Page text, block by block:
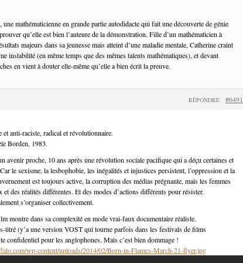
une mathématicienne en grande partie autodidacte qui fait une découverte de génie
qu’elle est bien l’auteure de la démonstration. Fille d’un mathématicien à
majeurs dans sa jeunesse mais atteint d’une maladie mentale, Catherine craint
instabilité (en même temps que des mêmes talents mathématiques), et devant
en vient à douter elle-même qu’elle a bien écrit la preuve.
#6491
RÉPONDRE
anti-raciste, radical et révolutionnaire.
Borden, 1983.
avenir proche, 10 ans après une révolution sociale pacifique qui a déçu certaines et
le sexisme, la lesbophobie, les inégalités et injustices persistent, l’oppression et la
est toujours active, la corruption des médias prégnante, mais les femmes
et des réalités différentes. Et des modes d’actions différents pour résister.
s’organiser collectivement.
montre dans sa complexité en mode vrai-faux documentaire réaliste.
titré (y’a une version VOST qui tourne parfois dans les festivals de films
confidentiel pour les anglophones. Mais c’est bien dommage !
wp-content/uploads/2014/02/Born-in-Flames-March-21-flyer.jpg